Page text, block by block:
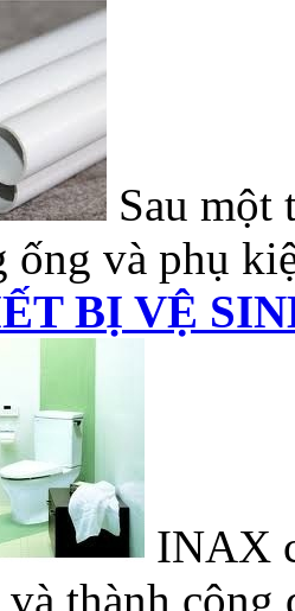
Sau một
ống và phụ
BỊ VỆ
INAX
thành công